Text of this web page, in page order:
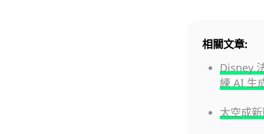
相關文章:
Disney
練 AI 生
太空成